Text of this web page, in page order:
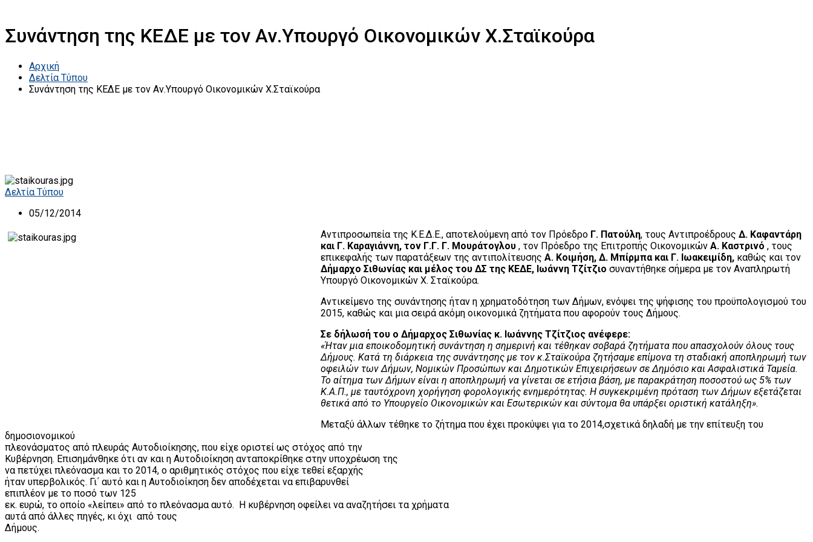
Συνάντηση της ΚΕΔΕ με τον Αν.Υπουργό Οικονομικών Χ.Σταϊκούρα
Αρχική
Δελτία Τύπου
Συνάντηση της ΚΕΔΕ με τον Αν.Υπουργό Οικονομικών Χ.Σταϊκούρα
Δελτία Τύπου
05/12/2014
Αντιπροσωπεία της Κ.Ε.Δ.Ε., αποτελούμενη από τον Πρόεδρο Γ. Πατούλη, τους Αντιπροέδρους Δ. Καφαντάρη
και Γ. Καραγιάννη, τον Γ.Γ. Γ. Μουράτογλου , τον Πρόεδρο της Επιτροπής Οικονομικών Α. Καστρινό , τους
επικεφαλής των παρατάξεων της αντιπολίτευσης Α. Κοιμήση, Δ. Μπίρμπα και Γ. Ιωακειμίδη, καθώς και τον
Δήμαρχο Σιθωνίας και μέλος του ΔΣ της ΚΕΔΕ, Ιωάννη Τζίτζιο συναντήθηκε σήμερα με τον Αναπληρωτή
Υπουργό Οικονομικών Χ. Σταϊκούρα.
Αντικείμενο της συνάντησης ήταν η χρηματοδότηση των Δήμων, ενόψει της ψήφισης του προϋπολογισμού του
2015, καθώς και μια σειρά ακόμη οικονομικά ζητήματα που αφορούν τους Δήμους.
Σε δήλωσή του ο Δήμαρχος Σιθωνίας κ. Ιωάννης Τζίτζιος ανέφερε:
«Ήταν μια εποικοδομητική συνάντηση η σημερινή και τέθηκαν σοβαρά ζητήματα που απασχολούν όλους τους
Δήμους. Κατά τη διάρκεια της συνάντησης με τον κ.Σταϊκούρα ζητήσαμε επίμονα τη σταδιακή αποπληρωμή των
οφειλών των Δήμων, Νομικών Προσώπων και Δημοτικών Επιχειρήσεων σε Δημόσιο και Ασφαλιστικά Ταμεία.
Το αίτημα των Δήμων είναι η αποπληρωμή να γίνεται σε ετήσια βάση, με παρακράτηση ποσοστού ως 5% των
Κ.Α.Π., με ταυτόχρονη χορήγηση φορολογικής ενημερότητας. Η συγκεκριμένη πρόταση των Δήμων εξετάζεται
θετικά από το Υπουργείο Οικονομικών και Εσωτερικών και σύντομα θα υπάρξει οριστική κατάληξη».
Μεταξύ άλλων τέθηκε το ζήτημα που έχει προκύψει για το 2014,σχετικά δηλαδή με την επίτευξη του
δημοσιονομικού
πλεονάσματος από πλευράς Αυτοδιοίκησης, που είχε οριστεί ως στόχος από την
Κυβέρνηση. Επισημάνθηκε ότι αν και η Αυτοδιοίκηση ανταποκρίθηκε στην υποχρέωση της
να πετύχει πλεόνασμα και το 2014, ο αριθμητικός στόχος που είχε τεθεί εξαρχής
ήταν υπερβολικός. Γι΄ αυτό και η Αυτοδιοίκηση δεν αποδέχεται να επιβαρυνθεί
επιπλέον με το ποσό των 125
εκ. ευρώ, το οποίο «λείπει» από το πλεόνασμα αυτό. Η κυβέρνηση οφείλει να αναζητήσει τα χρήματα
αυτά από άλλες πηγές, κι όχι από τους
Δήμους.